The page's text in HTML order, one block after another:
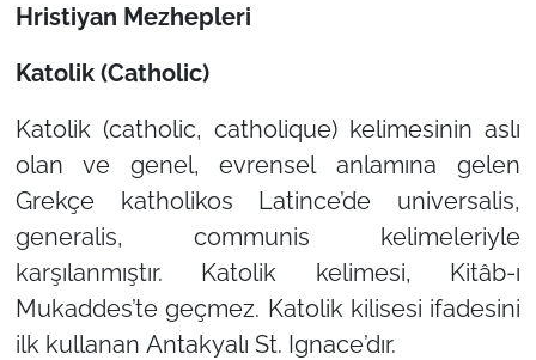
Hristiyan Mezhepleri
Katolik (Catholic)
Katolik (catholic, catholique) kelimesinin aslı
olan ve genel, evrenselanlamına gelen
Grekçe katholikos Latince’de universalis,
generalis, communis kelimeleriyle
karşılanmıştır. Katolik kelimesi, Kitâb-ı
Mukaddes’te geçmez. Katolik kilisesi ifadesini
ilk kullanan Antakyalı St. Ignace’dır.